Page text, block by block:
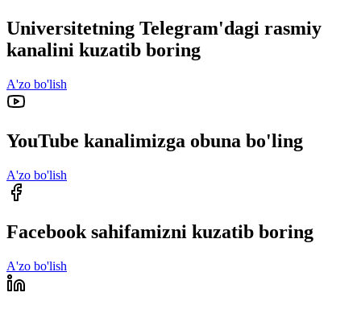
Universitetning Telegram'dagi rasmiy
kanalini kuzatib boring
A'zo bo'lish
YouTube kanalimizga obuna bo'ling
A'zo bo'lish
Facebook sahifamizni kuzatib boring
A'zo bo'lish